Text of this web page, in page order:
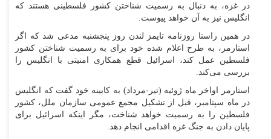
در غزه، به دنبال به رسمیت شناختن کشور فلسطینی هستند که
انگلیس نیز به آن خواهد پیوست.
در همین راستا روزنامه تایمز لندن روز پنجشنبه مدعی شد که اگر
استارمر، به طرح اعلام شده خود برای به رسمیت شناختن کشور
فلسطین عمل کند، اسرائیل قطع همکاری امنیتی با انگلیس را
بررسی می‌کند.
استارمر اواخر ماه ژوئیه (تیر-مرداد) به کابینه خود گفت که انگلیس
در ماه سپتامبر، قبل از تشکیل مجمع عمومی سازمان ملل، کشور
فلسطین را به رسمیت خواهد شناخت، مگر اینکه اسرائیل برای
پایان دادن به جنگ غزه اقدامی انجام دهد.